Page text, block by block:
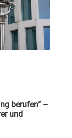
berufen“ –
und